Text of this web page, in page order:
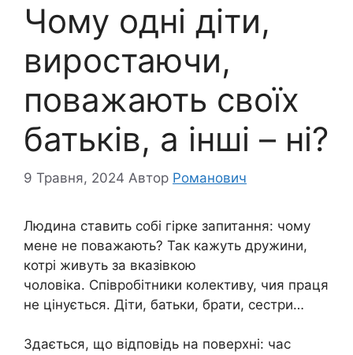
Чому одні діти,
виростаючи,
поважають своїх
батьків, а інші – ні?
9 Травня, 2024 Автор Романович
Людина ставить собі гірке запитання: чому
мене не поважають? Так кажуть дружини,
котрі живуть за вказівкою
чоловіка. Співробітники колективу, чия праця
не цінується. Діти, батьки, брати, сестри…
Здається, що відповідь на поверхні: час